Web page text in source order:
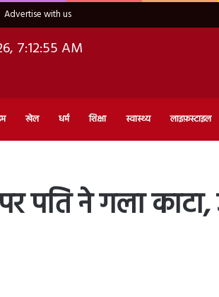
Advertise with us
7:12:56 AM
खेल धर्म शिक्षा स्वास्थ्य लाइफ़स्टाइल
पति ने गला काटा,